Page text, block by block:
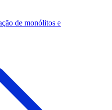
de monólitos e